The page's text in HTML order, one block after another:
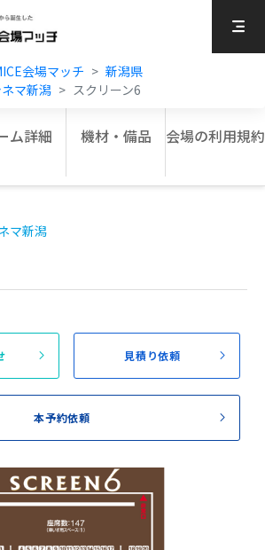
会場マッチ
新潟県
マ新潟
スクリーン6
ム詳細 機材・備品 会場の利用規約
マ新潟
見積り依頼
本予約依頼